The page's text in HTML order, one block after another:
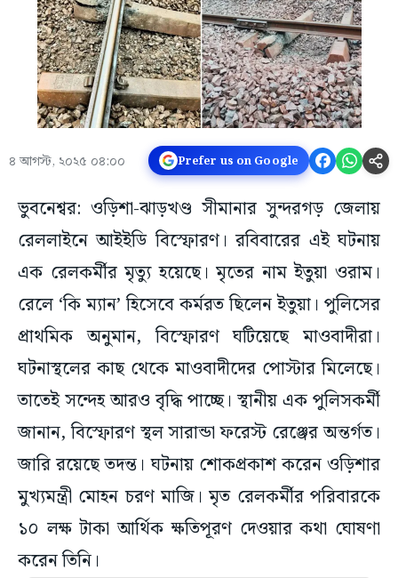
৪ আগস্ট, ২০২৫ ০৪:০০ Prefer us on Google
ভুবনেশ্বর: ওড়িশা-ঝাড়খণ্ড সীমানার সুন্দরগড় জেলায়
রেললাইনে আইইডি বিস্ফোরণ। রবিবারের এই ঘটনায়
এক রেলকর্মীর মৃত্যু হয়েছে। মৃতের নাম ইতুয়া ওরাম।
রেলে ‘কি ম্যান’ হিসেবে কর্মরত ছিলেন ইতুয়া। পুলিসের
প্রাথমিক অনুমান, বিস্ফোরণ ঘটিয়েছে মাওবাদীরা।
ঘটনাস্থলের কাছ থেকে মাওবাদীদের পোস্টার মিলেছে।
তাতেই সন্দেহ আরও বৃদ্ধি পাচ্ছে। স্থানীয় এক পুলিসকর্মী
জানান, বিস্ফোরণ স্থল সারান্ডা ফরেস্ট রেঞ্জের অন্তর্গত।
জারি রয়েছে তদন্ত। ঘটনায় শোকপ্রকাশ করেন ওড়িশার
মুখ্যমন্ত্রী মোহন চরণ মাজি। মৃত রেলকর্মীর পরিবারকে
১০ লক্ষ টাকা আর্থিক ক্ষতিপূরণ দেওয়ার কথা ঘোষণা
করেন তিনি।